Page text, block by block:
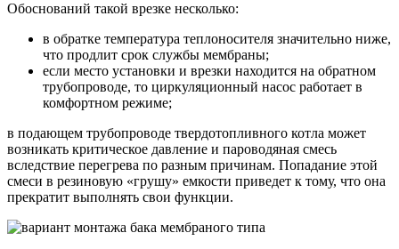
Обоснований такой врезке несколько:
в обратке температура теплоносителя значительно ниже,
что продлит срок службы мембраны;
если место установки и врезки находится на обратном
трубопроводе, то циркуляционный насос работает в
комфортном режиме;
в подающем трубопроводе твердотопливного котла может
возникать критическое давление и пароводяная смесь
вследствие перегрева по разным причинам. Попадание этой
смеси в резиновую «грушу» емкости приведет к тому, что она
прекратит выполнять свои функции.